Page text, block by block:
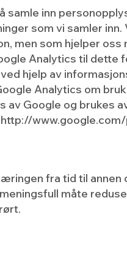
samle inn
som vi samler
men som hjelper
Analytics til
hjelp av
Analytics om
av Google og brukes
http://
fra tid til
måte